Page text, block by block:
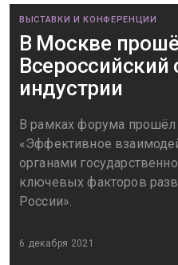
ВЫСТАВКИ И КОНФЕРЕНЦИИ
В Москве
Всероссийский
индустрии
В рамках форума прошёл
«Эффективное
органами
ключевых факторов
России».
6 декабря 2021